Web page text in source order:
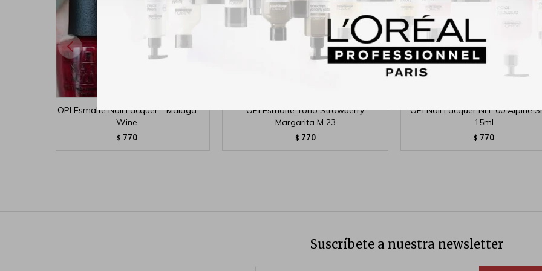
OPI Esmalte Nail Lacquer - Malaga
Wine
$ 770
OPI Esmalte Tono Strawberry
Margarita M 23
$ 770
OPI Nail Lacquer NLL 00 Alpine
15ml
$ 770
Suscríbete a nuestra newsletter